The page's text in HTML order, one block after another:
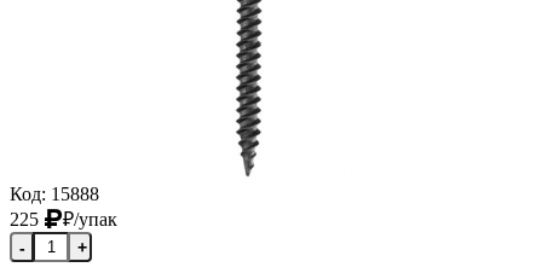
Код: 15888
225
₽/упак
- +